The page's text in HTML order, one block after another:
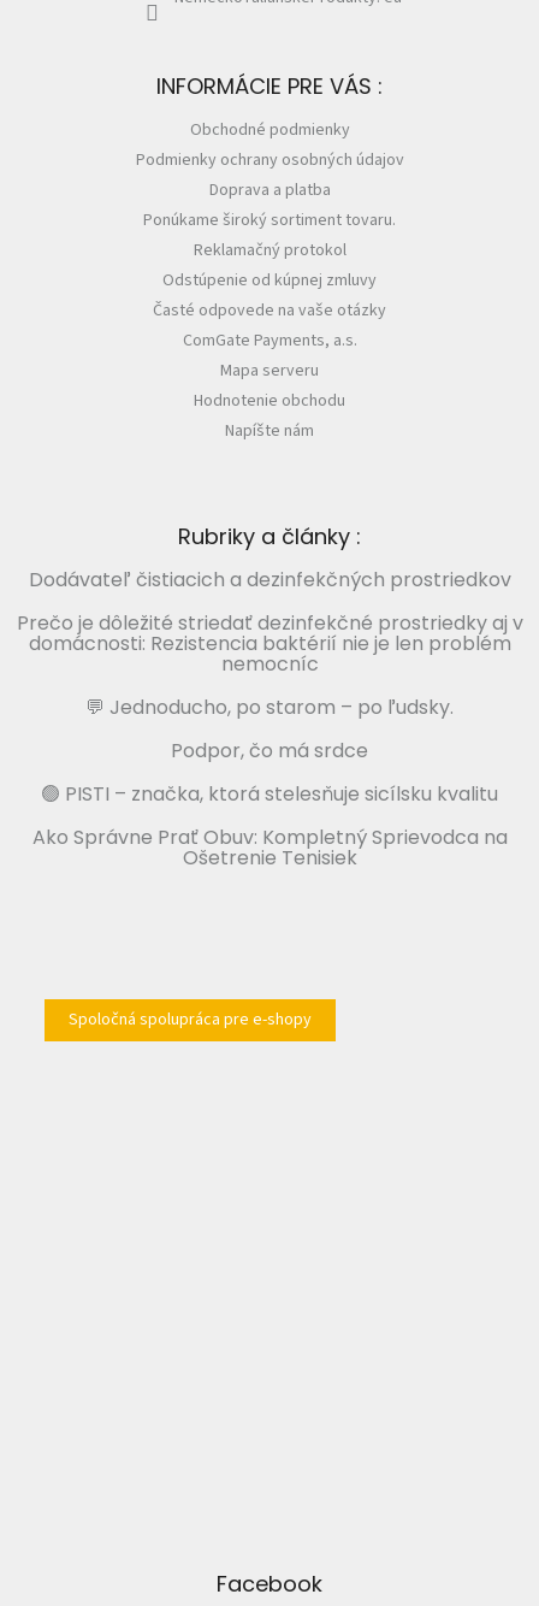
INFORMÁCIE PRE VÁS :
Obchodné podmienky
Podmienky ochrany osobných údajov
Doprava a platba
Ponúkame široký sortiment tovaru.
Reklamačný protokol
Odstúpenie od kúpnej zmluvy
Časté odpovede na vaše otázky
ComGate Payments, a.s.
Mapa serveru
Hodnotenie obchodu
Napíšte nám
Rubriky a články :
Dodávateľ čistiacich a dezinfekčných prostriedkov
Prečo je dôležité striedať dezinfekčné prostriedky aj v
domácnosti: Rezistencia baktérií nie je len problém
nemocníc
💬 Jednoducho, po starom – po ľudsky.
Podpor, čo má srdce
🟢 PISTI – značka, ktorá stelesňuje sicílsku kvalitu
Ako Správne Prať Obuv: Kompletný Sprievodca na
Ošetrenie Tenisiek
Spoločná spolupráca pre e-shopy
Facebook